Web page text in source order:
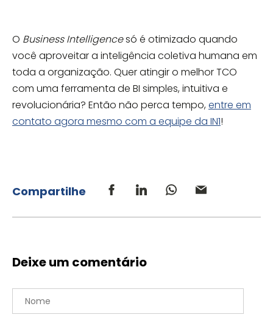
O Business Intelligencesó é otimizado quando
você aproveitar a inteligência coletiva humana em
toda a organização. Quer atingir o melhor TCO
com uma ferramenta de BI simples, intuitiva e
revolucionária? Então não perca tempo,entre em
contato agora mesmo com a equipe da IN1!
Compartilhe
Deixe um comentário